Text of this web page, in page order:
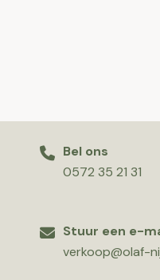
Bel ons
0572 35 21 31
Stuur een e-
verkoop@olaf-